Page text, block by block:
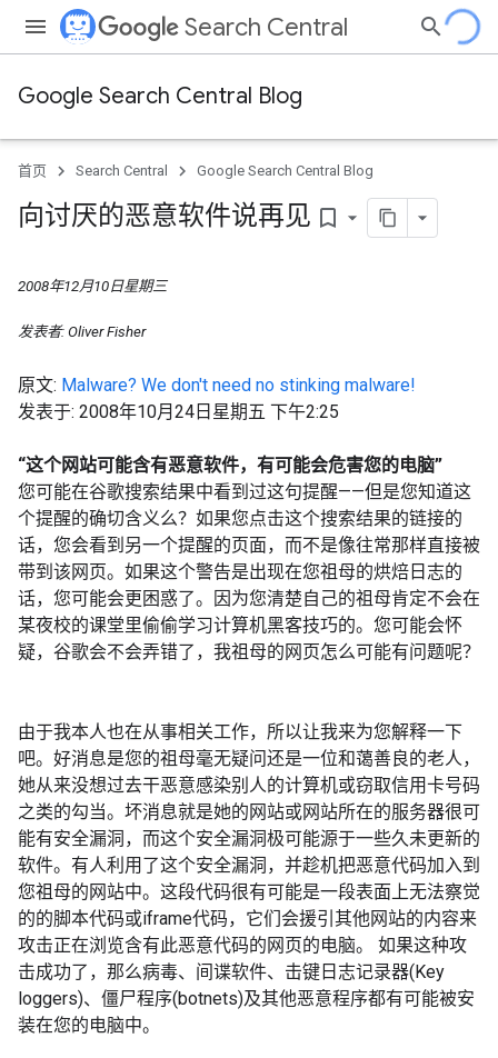
Search Central
Google Search Central Blog
首页 Search Central Google Search Central Blog
向讨厌的恶意软件说再见 bookmark_border
2008年12月10日星期三
发表者: Oliver Fisher
原文: Malware? We don't need no stinking malware!
发表于: 2008年10月24日星期五 下午2:25
“这个网站可能含有恶意软件，有可能会危害您的电脑”
您可能在谷歌搜索结果中看到过这句提醒——但是您知道这
个提醒的确切含义么？如果您点击这个搜索结果的链接的
话，您会看到另一个提醒的页面，而不是像往常那样直接被
带到该网页。如果这个警告是出现在您祖母的烘焙日志的
话，您可能会更困惑了。因为您清楚自己的祖母肯定不会在
某夜校的课堂里偷偷学习计算机黑客技巧的。您可能会怀
疑，谷歌会不会弄错了，我祖母的网页怎么可能有问题呢？
由于我本人也在从事相关工作，所以让我来为您解释一下
吧。好消息是您的祖母毫无疑问还是一位和蔼善良的老人，
她从来没想过去干恶意感染别人的计算机或窃取信用卡号码
之类的勾当。坏消息就是她的网站或网站所在的服务器很可
能有安全漏洞，而这个安全漏洞极可能源于一些久未更新的
软件。有人利用了这个安全漏洞，并趁机把恶意代码加入到
您祖母的网站中。这段代码很有可能是一段表面上无法察觉
的的脚本代码或iframe代码，它们会援引其他网站的内容来
攻击正在浏览含有此恶意代码的网页的电脑。 如果这种攻
击成功了，那么病毒、间谍软件、击键日志记录器(Key
loggers)、僵尸程序(botnets)及其他恶意程序都有可能被安
装在您的电脑中。